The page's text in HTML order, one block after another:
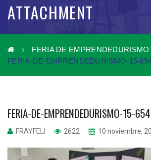
ATTACHMENT
FERIA DE EMPRENDEDURISMO
FERIA-DE-EMPRENDEDURISMO-15-
FERIA-DE-EMPRENDEDURISMO-15-
FRAYFELI 2622 10 noviembre,